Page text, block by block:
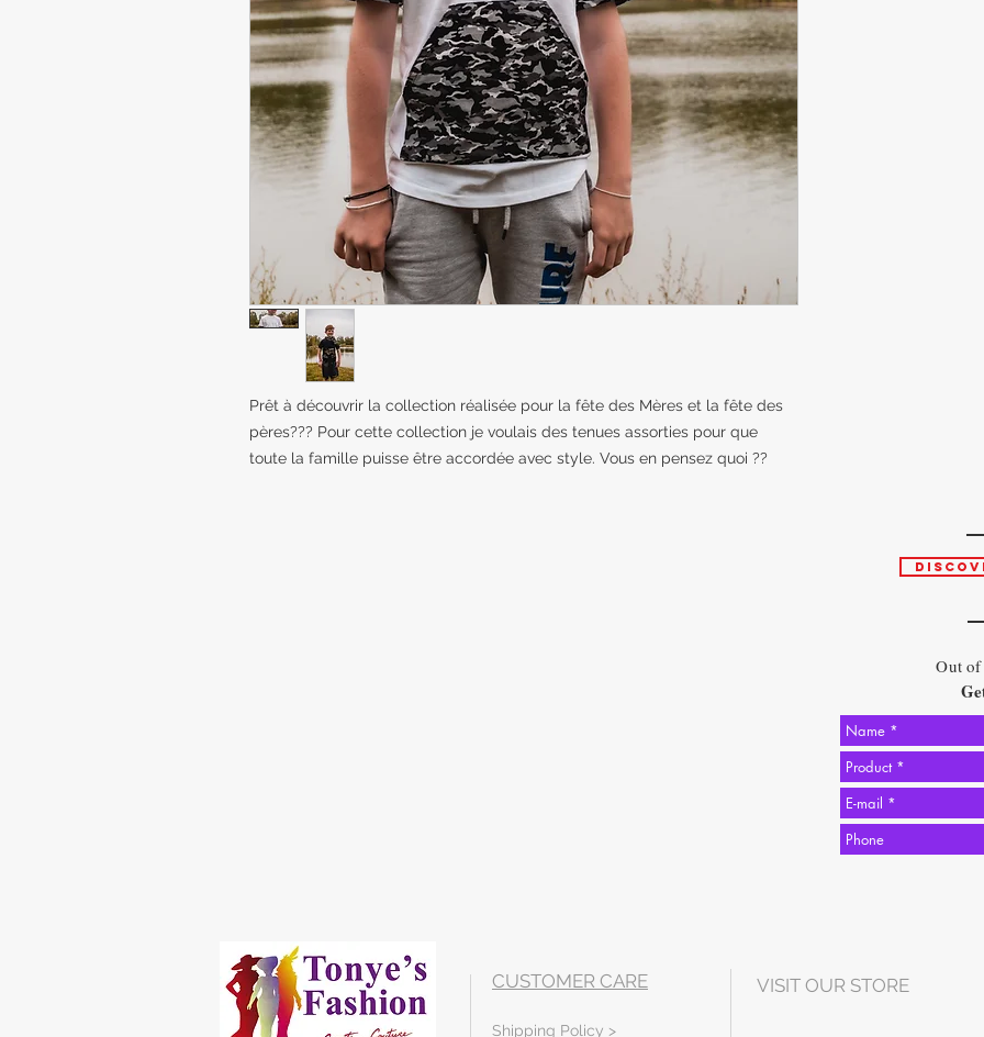
Prêt à découvrir la collection réalisée pour la fête des Mères et la fête des
pères??? Pour cette collection je voulais des tenues assorties pour que
toute la famille puisse être accordée avec style. Vous en pensez quoi ??
Out of
CUSTOMER CARE
Shipping Policy >
VISIT OUR STORE